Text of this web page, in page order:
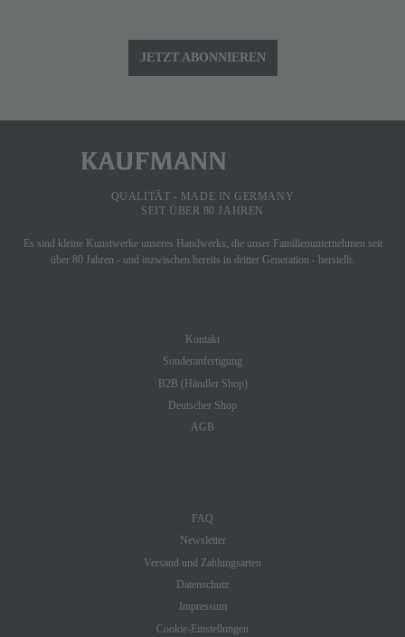
JETZT ABONNIEREN
QUALITÄT - MADE IN GERMANY
SEIT ÜBER 80 JAHREN
Es sind kleine Kunstwerke unseres Handwerks, die unser Familienunternehmen seit
über 80 Jahren - und inzwischen bereits in dritter Generation - herstellt.
Kontakt
Sonderanfertigung
B2B (Händler Shop)
Deutscher Shop
AGB
FAQ
Newsletter
Versand und Zahlungsarten
Datenschutz
Impressum
Cookie-Einstellungen